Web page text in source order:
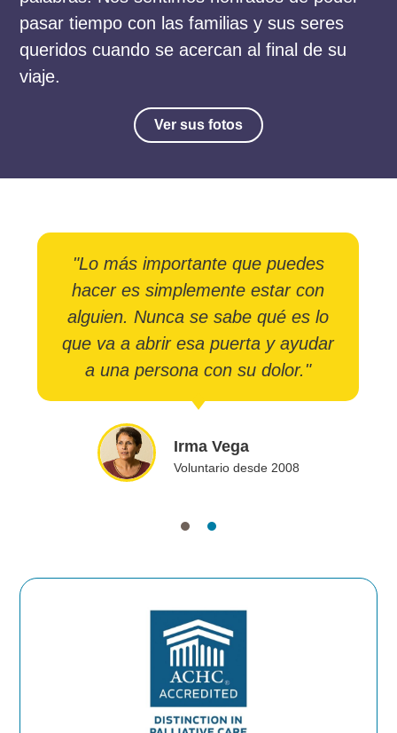
pasar tiempo con las familias y sus seres
queridos cuando se acercan al final de su
viaje.
Ver sus fotos
"Lo más importante que puedes
hacer es simplemente estar con
alguien. Nunca se sabe qué es lo
que va a abrir esa puerta y ayudar
a una persona con su dolor."
Irma Vega
Voluntario desde 2008